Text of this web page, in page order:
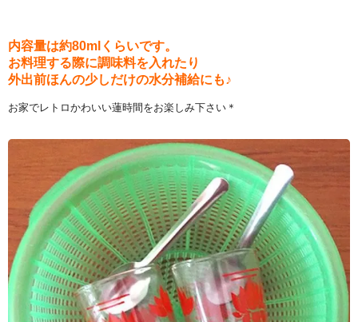
内容量は約80mlくらいです。
お料理する際に調味料を入れたり
外出前ほんの少しだけの水分補給にも♪
お家でレトロかわいい蓮時間をお楽しみ下さい＊